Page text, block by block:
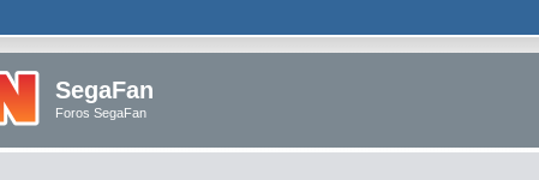
SegaFan
Foros SegaFan